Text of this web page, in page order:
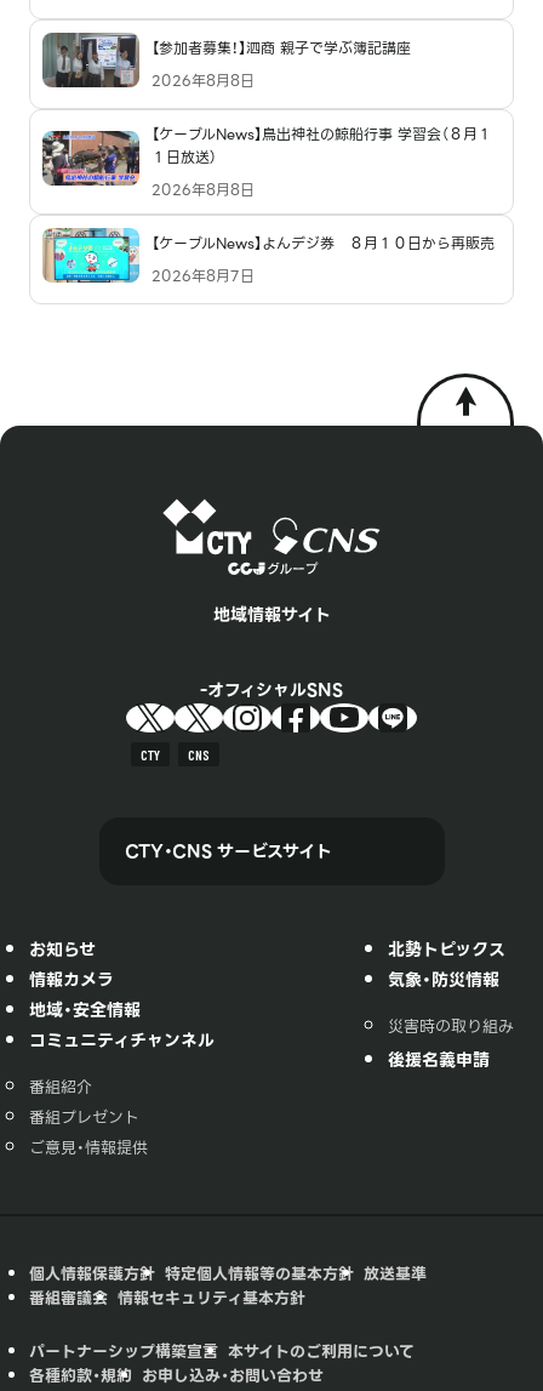
【参加者募集！】泗商 親子で学ぶ簿記講座
2026年8月8日
【ケーブルNews】鳥出神社の鯨船行事 学習会（８月１
１日放送）
2026年8月8日
【ケーブルNews】よんデジ券 ８月１０日から再販売
2026年8月7日
地域情報サイト
オフィシャルSNS
CTY CNS
CTY・CNS サービスサイト
お知らせ
情報カメラ
地域・安全情報
コミュニティチャンネル
番組紹介
番組プレゼント
ご意見・情報提供
北勢トピックス
気象・防災情報
災害時の取り組み
後援名義申請
個人情報保護方針 特定個人情報等の基本方針 放送基準
番組審議会 情報セキュリティ基本方針
パートナーシップ構築宣言 本サイトのご利用について
各種約款・規約 お申し込み・お問い合わせ